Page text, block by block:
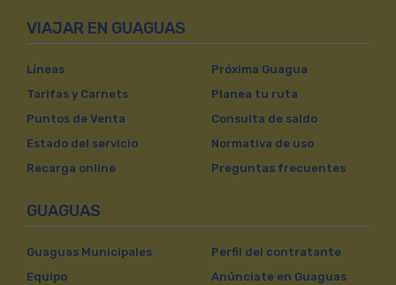
VIAJAR EN GUAGUAS
Líneas
Tarifas y Carnets
Puntos de Venta
Estado del servicio
Recarga online
Próxima Guagua
Planea tu ruta
Consulta de saldo
Normativa de uso
Preguntas frecuentes
GUAGUAS
Guaguas Municipales
Equipo
Perfil del contratante
Anúnciate en Guaguas